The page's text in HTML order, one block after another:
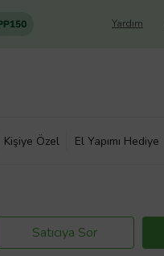
Yardım
Kişiye Özel El Yapımı Hediye
Satıcıya Sor